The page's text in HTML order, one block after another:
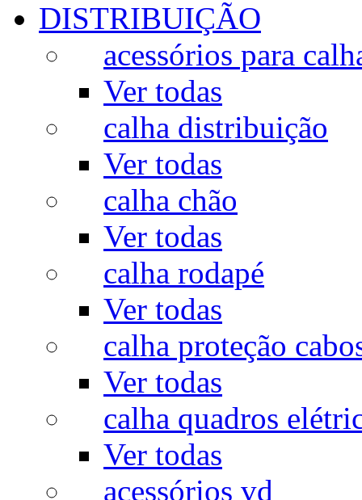
DISTRIBUIÇÃO
acessórios para
Ver todas
calha distribuição
Ver todas
calha chão
Ver todas
calha rodapé
Ver todas
calha proteção
Ver todas
calha quadros
Ver todas
acessórios vd